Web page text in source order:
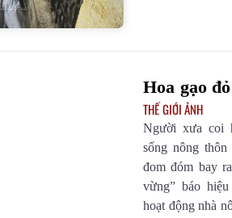
Hoa gạo
THẾ GIỚI ẢNH
Người xưa coi
sống nông
đom đóm bay
vừng” báo
hoạt động nhà
Báo Lai Châu Số 3241 ngày
Báo Lai